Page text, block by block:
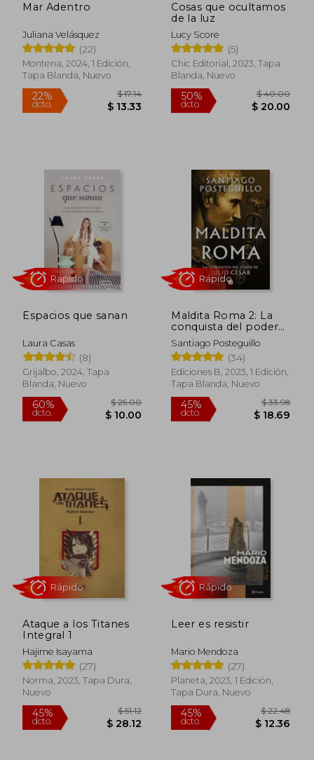
45%
dcto. $ 30.95
Rápido
45%
dcto. $
Rápido
45% $ 35.63
Rápido
45%
Rápido
Mar Adentro
Juliana Velásquez
(22)
Montena, 2024, 1 Edición,
Tapa Blanda, Nuevo
Cosas que ocultamos
de la luz
Lucy Score
(5)
Chic Editorial, 2023, Tapa
Blanda, Nuevo
Espacios que sanan
Laura Casas
(8)
Grijalbo, 2024, Tapa
Blanda, Nuevo
Maldita Roma 2: La
conquista del poder
de Julio César
Santiago Posteguillo
(34)
Ediciones B, 2023, 1 Edición,
Tapa Blanda, Nuevo
Ataque a los Titanes
Integral 1
Hajime Isayama
(27)
Norma, 2023, Tapa Dura,
Nuevo
Leer es resistir
Mario Mendoza
(27)
Planeta, 2023, 1 Edición,
Tapa Dura, Nuevo